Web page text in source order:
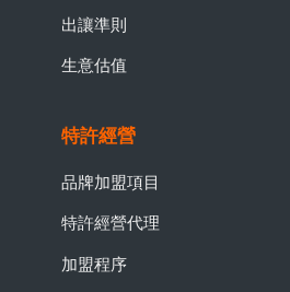
出讓準則
生意估值
特許經營
品牌加盟項目
特許經營代理
加盟程序